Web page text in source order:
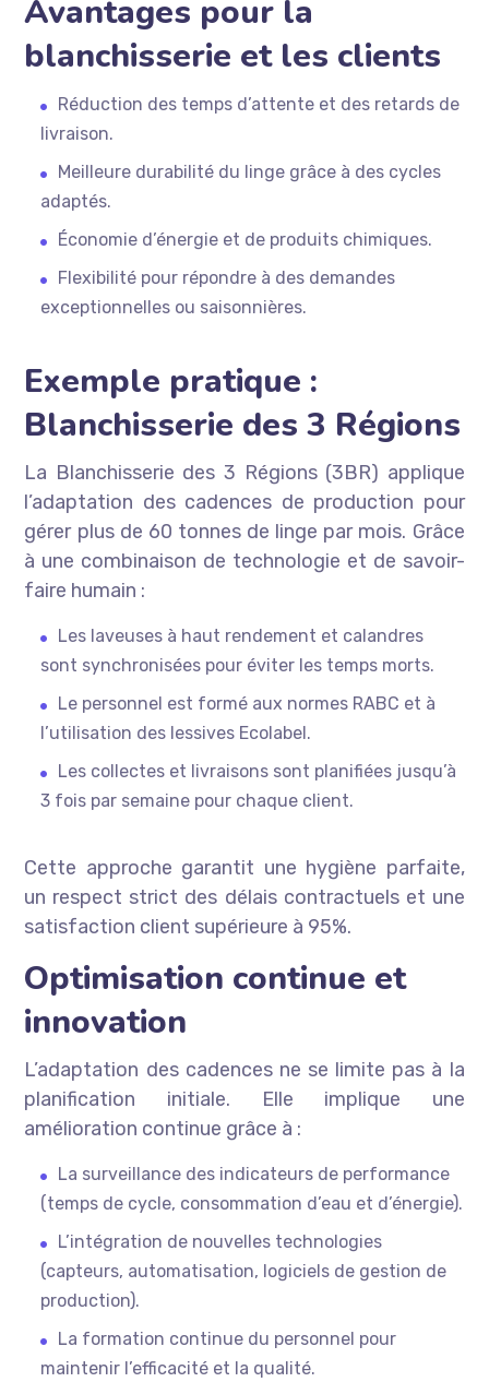
Avantages pour la
blanchisserie et les clients
Réduction des temps d’attente et des retards de
livraison.
Meilleure durabilité du linge grâce à des cycles
adaptés.
Économie d’énergie et de produits chimiques.
Flexibilité pour répondre à des demandes
exceptionnelles ou saisonnières.
Exemple pratique :
Blanchisserie des 3 Régions
La Blanchisserie des 3 Régions (3BR) applique
l’adaptation des cadences de production pour
gérer plus de 60 tonnes de linge par mois. Grâce
à une combinaison de technologie et de savoir-
faire humain :
Les laveuses à haut rendement et calandres
sont synchronisées pour éviter les temps morts.
Le personnel est formé aux normes RABC et à
l’utilisation des lessives Ecolabel.
Les collectes et livraisons sont planifiées jusqu’à
3 fois par semaine pour chaque client.
Cette approche garantit une hygiène parfaite,
un respect strict des délais contractuels et une
satisfaction client supérieure à 95%.
Optimisation continue et
innovation
L’adaptation des cadences ne se limite pas à la
planification initiale. Elle implique une
amélioration continue grâce à :
La surveillance des indicateurs de performance
(temps de cycle, consommation d’eau et d’énergie).
L’intégration de nouvelles technologies
(capteurs, automatisation, logiciels de gestion de
production).
La formation continue du personnel pour
maintenir l’efficacité et la qualité.